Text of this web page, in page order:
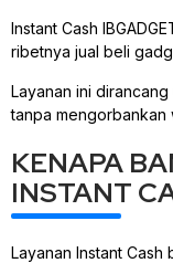
Instant Cash
ribetnya jual beli
Layanan ini
tanpa mengorbankan
KENAPA
INSTANT
Layanan Instant Cash